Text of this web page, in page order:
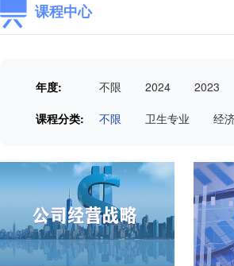
课程中心
年度: 不限 2024 2023
课程分类:
不限 卫生专业 经